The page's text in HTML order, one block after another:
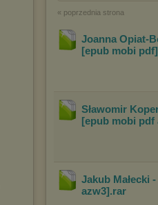
« poprzednia strona
Joanna Opiat-
[epub mobi pdf]
Sławomir
[epub mobi pdf
Jakub Małecki
azw3] .rar